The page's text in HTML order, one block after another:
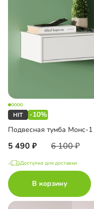
-10%
Подвесная тумба Монс-1
5 490 6 100
Доступно для доставки
В корзину